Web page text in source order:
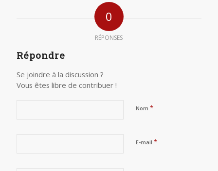
0
RÉPONSES
Répondre
Se joindre à la discussion ?
Vous êtes libre de contribuer !
Nom *
E-mail *